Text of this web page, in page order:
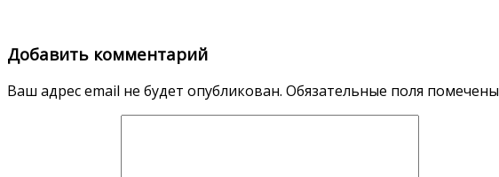
Добавить комментарий
Ваш адрес email не будет опубликован. Обязательные поля помечены